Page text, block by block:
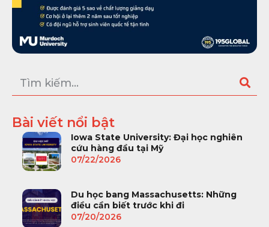
Bài viết nổi bật
Iowa State University: Đại học nghiên
cứu hàng đầu tại Mỹ
07/22/2026
Du học bang Massachusetts: Những
điều cần biết trước khi đi
07/20/2026